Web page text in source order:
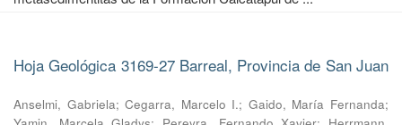
Hoja Geológica 3169-27 Barreal, Provincia de San Juan
Anselmi, Gabriela;Cegarra, Marcelo I.; Gaido, María Fernanda;